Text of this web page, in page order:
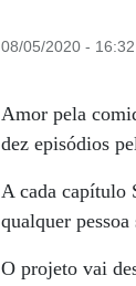
08/05/2020 - 16:32
Amor pela
dez episódios
A cada capítulo
qualquer
O projeto vai